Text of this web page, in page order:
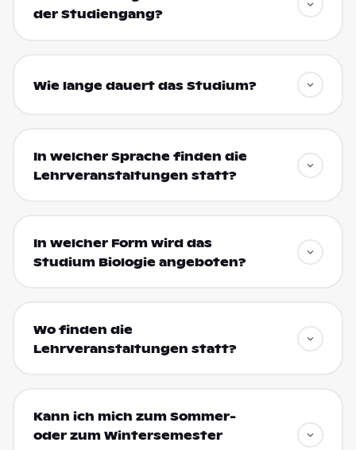
der Studiengang?
Wie lange dauert das Studium?
In welcher Sprache finden die
Lehrveranstaltungen statt?
In welcher Form wird das
Studium Biologie angeboten?
Wo finden die
Lehrveranstaltungen statt?
Kann ich mich zum Sommer-
oder zum Wintersemester